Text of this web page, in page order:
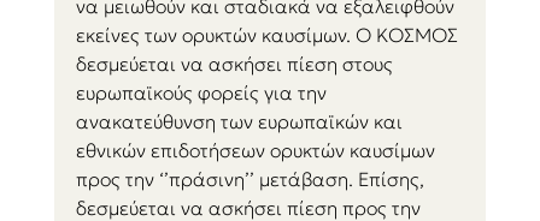
να μειωθούν και σταδιακά να εξαλειφθούν
εκείνες των ορυκτών καυσίμων. Ο ΚΟΣΜΟΣ
δεσμεύεται να ασκήσει πίεση στους
ευρωπαϊκούς φορείς για την
ανακατεύθυνση των ευρωπαϊκών και
εθνικών επιδοτήσεων ορυκτών καυσίμων
προς την ‘’πράσινη’’ μετάβαση. Επίσης,
δεσμεύεται να ασκήσει πίεση προς την